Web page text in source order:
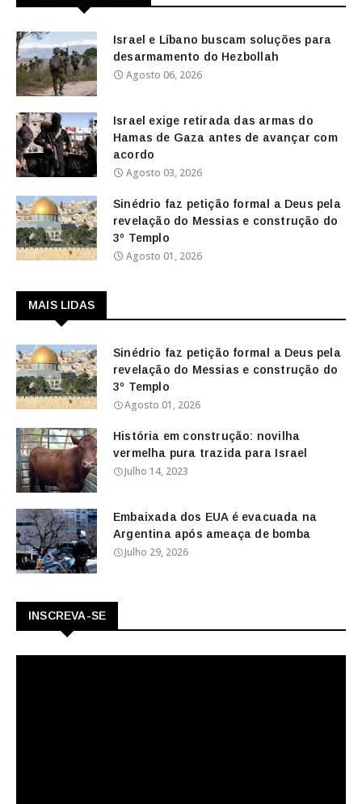
Israel e Líbano buscam soluções para
desarmamento do Hezbollah
Agosto 06, 2026
Israel exige retirada das armas do
Hamas de Gaza antes de avançar com
acordo
Agosto 03, 2026
Sinédrio faz petição formal a Deus pela
revelação do Messias e construção do
3º Templo
Agosto 01, 2026
MAIS LIDAS
Sinédrio faz petição formal a Deus pela
revelação do Messias e construção do
3º Templo
Agosto 01, 2026
História em construção: novilha
vermelha pura trazida para Israel
Julho 14, 2023
Embaixada dos EUA é evacuada na
Argentina após ameaça de bomba
Julho 29, 2026
INSCREVA-SE